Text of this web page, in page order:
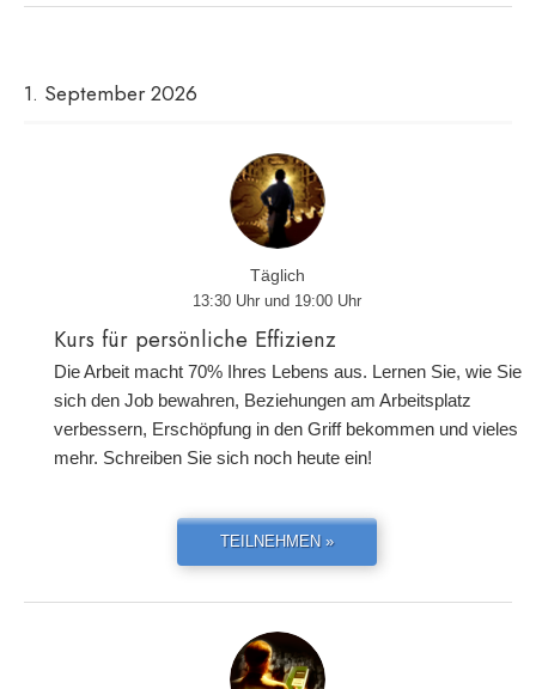
1. September 2026
Täglich
13:30 Uhr und 19:00 Uhr
Kurs für persönliche Effizienz
Die Arbeit macht 70% Ihres Lebens aus. Lernen Sie, wie Sie
sich den Job bewahren, Beziehungen am Arbeitsplatz
verbessern, Erschöpfung in den Griff bekommen und vieles
mehr. Schreiben Sie sich noch heute ein!
TEILNEHMEN »